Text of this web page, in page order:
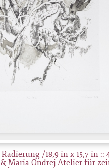
/18,9 in x 15,7 in ::
Maria Ondrej Atelier für